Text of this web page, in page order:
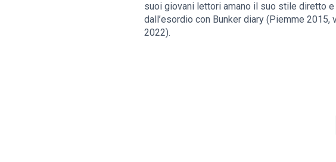
suoi giovani lettori amano il suo stile diretto
dall’esordio con Bunker diary (Piemme
2022).